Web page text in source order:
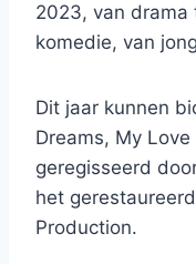
2023, van
komedie, van
Dit jaar kunnen
Dreams, My Love
geregisseerd
het
Production.